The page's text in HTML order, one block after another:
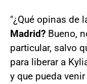
"¿Qué opinas de
Madrid? Bueno,
particular, salvo
para liberar a
y que pueda